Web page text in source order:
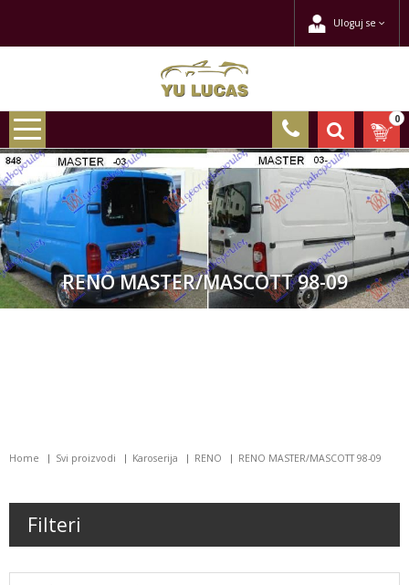
Uloguj se
0
RENO MASTER/MASCOTT 98-09
Home Svi proizvodi Karoserija RENO RENO MASTER/MASCOTT 98-09
Filteri